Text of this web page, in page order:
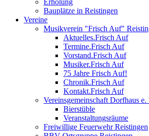
Erholung
Bauplätze in Reistingen
Vereine
Musikverein "Frisch Auf"
Aktuelles.Frisch Auf
Termine.Frisch Auf
Vorstand.Frisch Auf
Musiker.Frisch Auf
75 Jahre Frisch Auf!
Chronik.Frisch Auf
Kontakt.Frisch Auf
Vereinsgemeinschaft Dorfhaus e.
Bierstüble
Veranstaltungsräume
Freiwillige Feuerwehr Reistingen